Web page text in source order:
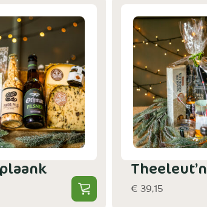
Theeleut’n
€ 39,15